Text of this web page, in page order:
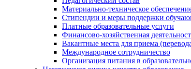
Материально-техническое
Стипендии и меры поддержки
Платные образовательные услуги
Финансово-хозяйственная
Вакантные места для приема
Международное сотрудничество
Организация питания в